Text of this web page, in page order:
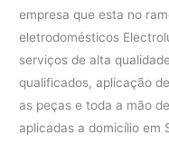
empresa que esta no
eletrodomésticos
serviços de alta
qualificados, aplicação
as peças e toda a mão
aplicadas a domicílio em